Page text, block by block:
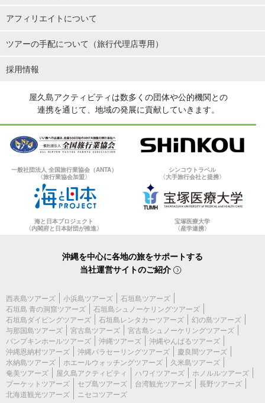
アフィリエイトについて
ツアーの手配について（旅行代理店専用）
採用情報
屋久島アクティビティは数多くの団体や公的機関との
連携を通じて、地域の発展に貢献していきます。
一般社団法人 全国旅行業協会（ANTA）
〈旅行業協会加盟〉
シンコウトラベル
〈大手旅行会社と提携〉
海と日本プロジェクト
〈内閣府と日本財団が推進〉
宝塚医療大学
〈産学連携〉
沖縄を中心に各地の旅をサポートする
当社運営サイトのご紹介
西表島ツアーズ 小浜島ツアーズ
石垣島ツアーズ
石垣島 青の洞窟ツアーズ
石垣島シュノーケリングツアーズ
石垣島ダイビングツアーズ
石垣島レンタカーツアーズ
幻の島ツアーズ
与那国島ツアーズ
宮古島ツアーズ
宮古島シュノーケリングツアーズ
パンプキンホールツアーズ
沖縄ツアーズ
沖縄やんばるツアーズ
沖縄恩納村ツアーズ
沖縄パラセーリングツアーズ
慶良間ツアーズ
水納島ツアーズ
ホエールウォッチングツアーズ
久米島ツアーズ
奄美ツアーズ
屋久島アクティビティ ハワイツアーズ
ホノルルツアーズ
プーケットツアーズ
セブ島ツアーズ 台湾観光ツアーズ
長野ツアーズ
北海道観光ツアーズ
ニセコツアーズ